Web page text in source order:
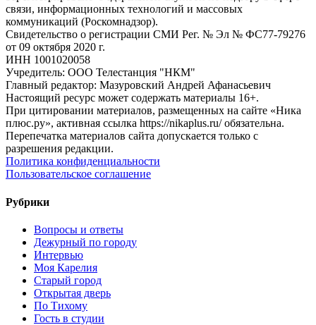
связи, информационных технологий и массовых
коммуникаций (Роскомнадзор).
Свидетельство о регистрации СМИ Рег. № Эл № ФС77-79276
от 09 октября 2020 г.
ИНН 1001020058
Учредитель: ООО Телестанция "НКМ"
Главный редактор: Мазуровский Андрей Афанасьевич
Настоящий ресурс может содержать материалы 16+.
При цитировании материалов, размещенных на сайте «Ника
плюс.ру», активная ссылка https://nikaplus.ru/ обязательна.
Перепечатка материалов сайта допускается только с
разрешения редакции.
Политика конфиденциальности
Пользовательское соглашение
Рубрики
Вопросы и ответы
Дежурный по городу
Интервью
Моя Карелия
Старый город
Открытая дверь
По Тихому
Гость в студии